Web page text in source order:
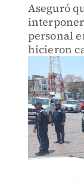
Aseguró
personal
hicieron